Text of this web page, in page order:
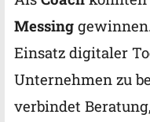
Messing
Einsatz digitaler
Unternehmen zu
verbindet